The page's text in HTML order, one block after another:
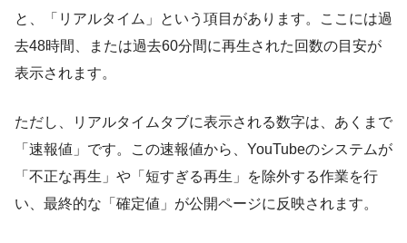
と、「リアルタイム」という項目があります。ここには過
去48時間、または過去60分間に再生された回数の目安が
表示されます。
ただし、リアルタイムタブに表示される数字は、あくまで
「速報値」です。この速報値から、YouTubeのシステムが
「不正な再生」や「短すぎる再生」を除外する作業を行
い、最終的な「確定値」が公開ページに反映されます。